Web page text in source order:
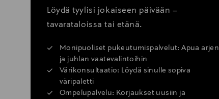
Löydä tyylisi jokaiseen päivään –
tavarataloissa tai etänä.
Monipuoliset pukeutumispalvelut: Apua arjen
ja juhlan vaatevalintoihin
Värikonsultaatio: Löydä sinulle sopiva
väripaletti
Ompelupalvelu: Korjaukset uusiin ja